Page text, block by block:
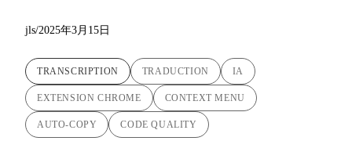
jls/2025年3月15日
TRANSCRIPTION TRADUCTION IA
EXTENSION CHROME CONTEXT MENU
AUTO-COPY CODE QUALITY